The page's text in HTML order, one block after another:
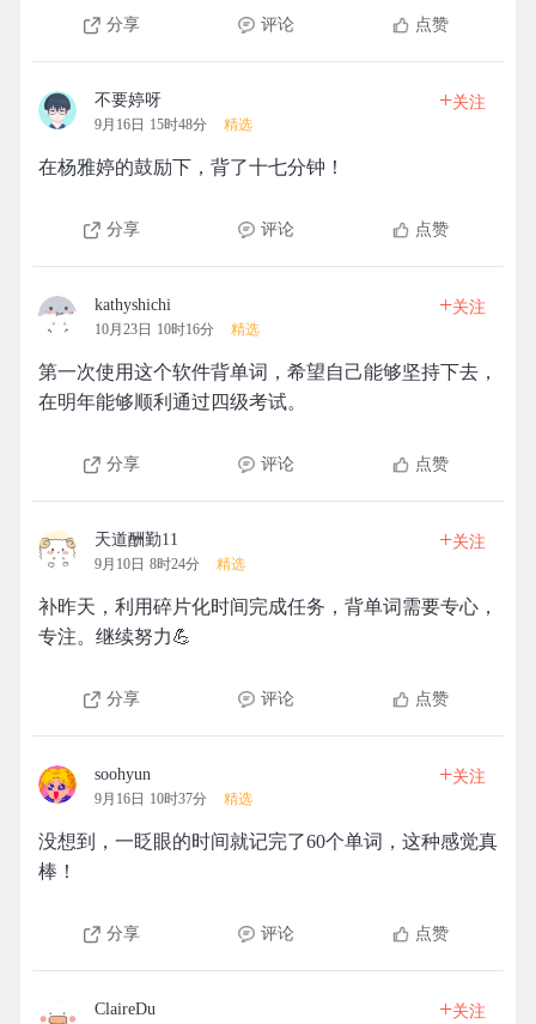
分享 评论 点赞
不要婷呀
9月16日 15时48分 精选
+关注
在杨雅婷的鼓励下，背了十七分钟！
分享 评论 点赞
kathyshichi
10月23日 10时16分 精选
+关注
第一次使用这个软件背单词，希望自己能够坚持下去，
在明年能够顺利通过四级考试。
分享 评论 点赞
天道酬勤11
9月10日 8时24分 精选
+关注
补昨天，利用碎片化时间完成任务，背单词需要专心，
专注。继续努力💪
分享 评论 点赞
soohyun
9月16日 10时37分 精选
+关注
没想到，一眨眼的时间就记完了60个单词，这种感觉真
棒！
分享 评论 点赞
ClaireDu +关注